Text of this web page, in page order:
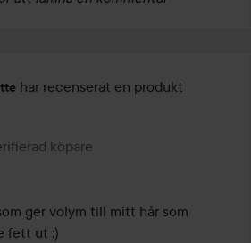
har recenserat en produkt
1 månad
köpare
ger volym till mitt hår som
fett ut :)